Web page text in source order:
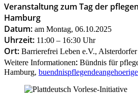
Veranstaltung zum Tag der
Hamburg
Datum: am Montag, 06.10.2025
Uhrzeit: 11:00 – 16:30 Uhr
Ort: Barrierefrei Leben e.V.,
Weitere Informationen: Bündnis für
Hamburg,